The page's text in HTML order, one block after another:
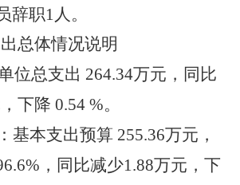
辞职1人 。
总体情况说明
位总支出 264.34万元， 同比
， 下降 0.54 %。
基本支出预算 255.36万元，
%，同比减少1.88万元， 下